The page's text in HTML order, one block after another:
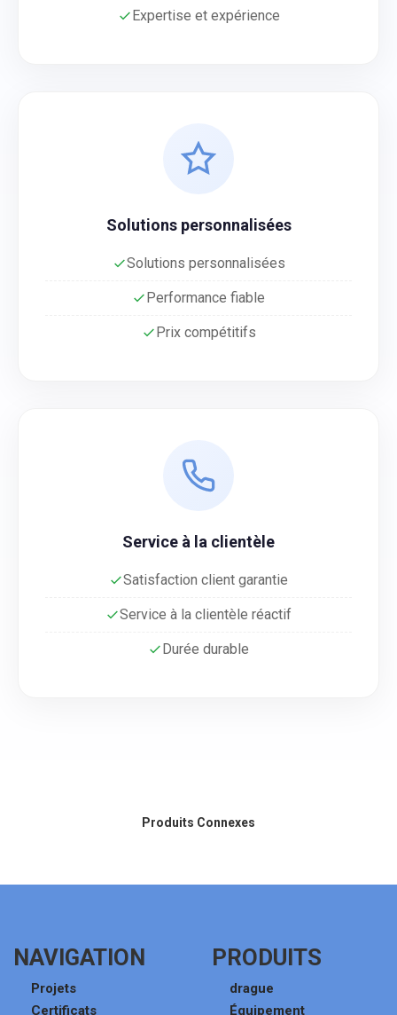
Expertise et expérience
Solutions personnalisées
Solutions personnalisées
Performance fiable
Prix compétitifs
Service à la clientèle
Satisfaction client garantie
Service à la clientèle réactif
Durée durable
Produits Connexes
NAVIGATION
Projets
Certificats
PRODUITS
drague
Équipement